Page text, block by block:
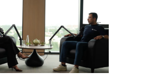
2026:
10
ЛУЧШИХ